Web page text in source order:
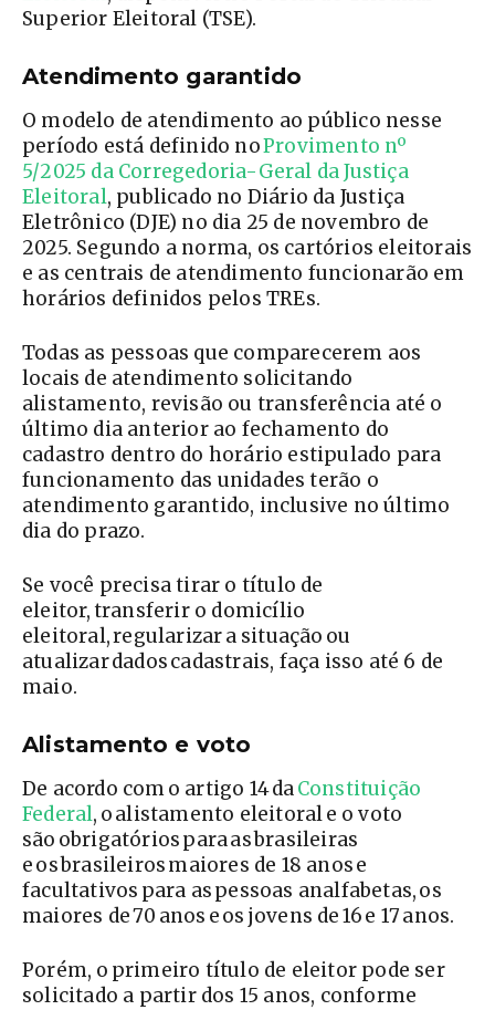
Superior Eleitoral (TSE).
Atendimento garantido
O modelo de atendimento ao público nesse
período está definido noProvimento nº
5/2025 da Corregedoria-Geral da Justiça
Eleitoral, publicado no Diário da Justiça
Eletrônico (DJE) no dia 25 de novembro de
2025. Segundo a norma, os cartórios eleitorais
e as centrais de atendimento funcionarão em
horários definidos pelos TREs.
Todas as pessoas que comparecerem aos
locais de atendimento solicitando
alistamento, revisão ou transferência até o
último dia anterior ao fechamento do
cadastro dentro do horário estipulado para
funcionamento das unidades terão o
atendimento garantido, inclusive no último
dia do prazo.
Se você precisa tirar o título de
eleitor, transferir o domicílio
eleitoral, regularizar a situação ou
atualizar dados cadastrais, faça isso até 6 de
maio.
Alistamento e voto
De acordo com o artigo 14 daConstituição
Federal, o alistamento eleitoral e o voto
são obrigatórios para as brasileiras
e os brasileiros maiores de 18 anos e
facultativos para as pessoas analfabetas, os
maiores de 70 anos e os jovens de 16 e 17 anos.
Porém, o primeiro título de eleitor pode ser
solicitado a partir dos 15 anos, conforme